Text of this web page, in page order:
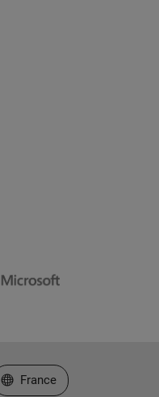
Sélectionner un site web
France